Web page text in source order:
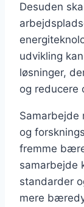
Desuden
udvikling
løsninger,
og reducere
Samarbejde
og
fremme
samarbejde
standarder
mere